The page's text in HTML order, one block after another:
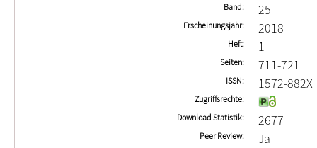
Band 25
Erscheinungsjahr 2018
Heft 1
Seiten 711-721
ISSN 1572-882X
Zugriffsrechte
Download Statistik
2677
Peer Review Ja